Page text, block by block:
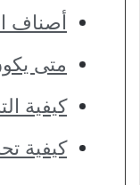
أصناف
متى
كيفية
كيفية